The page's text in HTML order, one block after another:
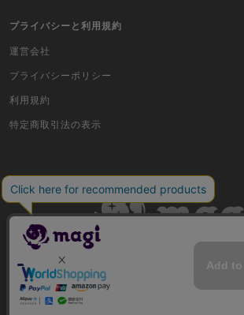
スポーツ
アイカツ
アヴァロンの鍵
アンジュ・ヴィエルジュ
イナズマイレブンTCG・イレブンプ
ガンバライジング
プライバシーと利用規約
運営会社
プライバシーポリシー
利用規約
特定商取引法の表示
古物商許可番号 株式会社ジラフ 東京都公安委員
COPYRIGHT © 2019 Jiraffe